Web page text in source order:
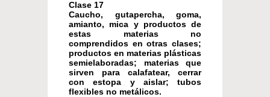
Clase 17
Caucho, gutapercha, goma,
amianto, mica y productos de
estas materias no
comprendidos en otras clases;
productos en materias plásticas
semielaboradas; materias que
sirven para calafatear, cerrar
con estopa y aislar; tubos
flexibles no metálicos.